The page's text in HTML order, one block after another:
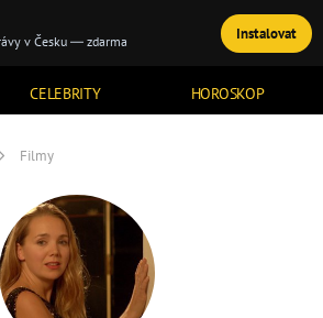
CELEBRITY HOROSKOP
TÉMATA
Filmy
v Česku — zdarma Instalovat